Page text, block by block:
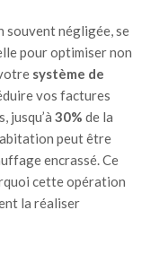
souvent négligée, se
pour optimiser non
système de
vos factures
jusqu’à 30% de la
peut être
encrassé. Ce
cette opération
la réaliser